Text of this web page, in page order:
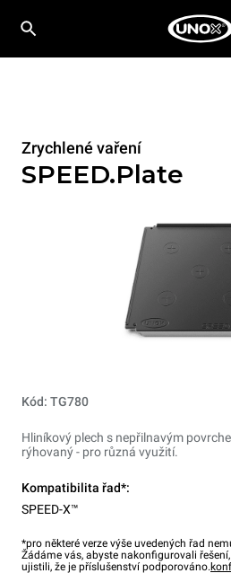
Zrychlené vaření
SPEED.Plate
Kód: TG780
Hliníkový plech s nepřilnavým
rýhovaný - pro různá využití.
Kompatibilita řad*:
SPEED-X™
*pro některé verze výše uvedených řad
Žádáme vás, abyste nakonfigurovali
ujistili, že je příslušenství podporováno.